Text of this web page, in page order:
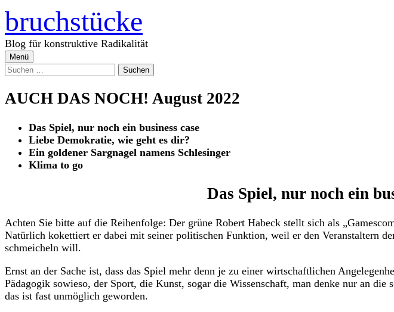
Zum
Inhalt
überspringen
bruchstücke
Blog für konstruktive Radikalität
Menü
Suchen
AUCH DAS NOCH! August 2022
Das Spiel, nur noch ein business case
Liebe Demokratie, wie geht es dir?
Ein goldener Sargnagel namens Schlesinger
Klima to go
Das Spiel, nur noch ein
Achten Sie bitte auf die Reihenfolge: Der grüne Robert Habeck stellt sich als
Natürlich kokettiert er dabei mit seiner politischen Funktion, weil er den Veranstaltern
schmeicheln will.
Ernst an der Sache ist, dass das Spiel mehr denn je zu einer wirtschaftlichen
Pädagogik sowieso, der Sport, die Kunst, sogar die Wissenschaft, man denke nur an
das ist fast unmöglich geworden.